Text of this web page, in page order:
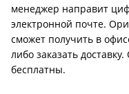
менеджер направит
электронной почте.
сможет получить в
либо заказать
бесплатны.